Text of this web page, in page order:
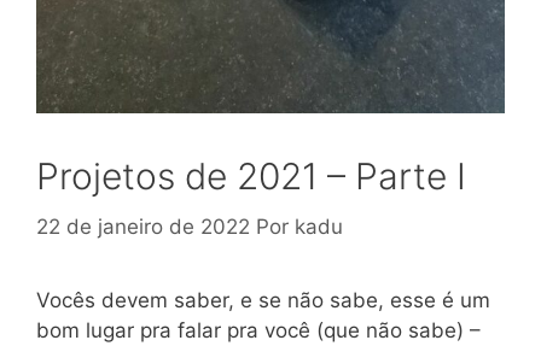
Projetos de 2021 – Parte I
22 de janeiro de 2022 Por kadu
Vocês devem saber, e se não sabe, esse é um
bom lugar pra falar pra você (que não sabe) –